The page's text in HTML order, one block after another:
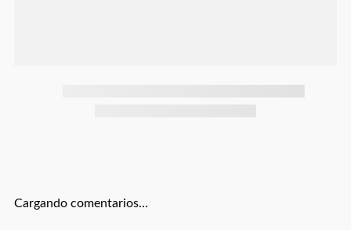
Cargando comentarios…